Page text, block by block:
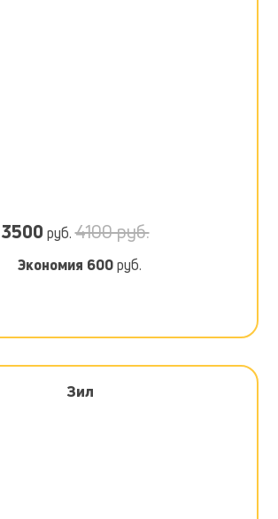
3500 руб.4100 руб.
Экономия 600руб.
Зил